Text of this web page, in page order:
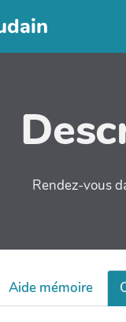
Rendez-vous
Aide mémoire